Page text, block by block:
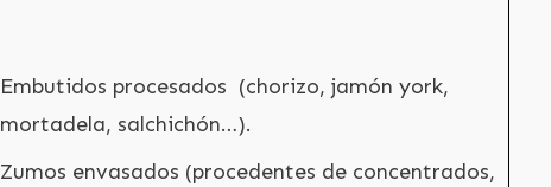
Embutidos procesados (chorizo, jamón york,
mortadela, salchichón…).
Zumos envasados (procedentes de concentrados,